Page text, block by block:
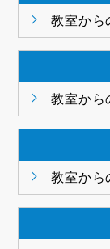
教室から
教室から
教室から